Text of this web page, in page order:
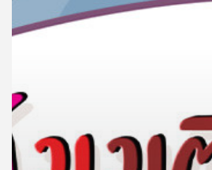
ของ
คุณ
เพลง
บทความ